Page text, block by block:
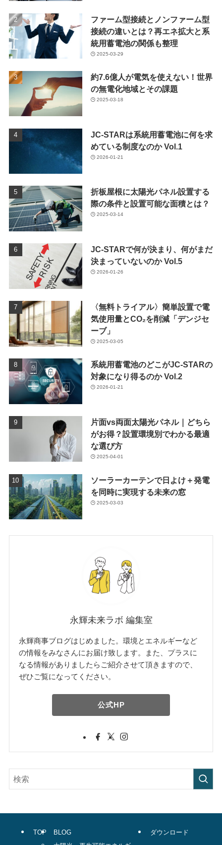
ファーム型接続とノンファーム型
接続の違いとは？再エネ拡大と系
統用蓄電池の関係も整理
2025-03-29
約7.6億人が電気を使えない！世界
の無電化地域とその課題
2025-03-18
JC-STARは系統用蓄電池に何を求
めている制度なのか Vol.1
2026-01-21
折板屋根に太陽光パネル設置する
際の条件と設置可能な面積とは？
2025-03-14
JC-STARで何が決まり、何がまだ
決まっていないのか Vol.5
2026-01-26
〈無料トライアル〉簡単設置で電
気使用量とCO₂を削減「デンジセ
ーブ」
2025-03-05
系統用蓄電池のどこがJC-STARの
対象になり得るのか Vol.2
2026-01-21
片面vs両面太陽光パネル｜どちら
がお得？設置環境別でわかる最適
な選び方
2025-04-01
ソーラーカーテンで日よけ＋発電
を同時に実現する未来の窓
2025-03-03
永輝未来ラボ 編集室
永輝商事ブログはじめました。環境とエネルギーなど
の情報をみなさんにお届け致します。また、プラスに
なる情報がありましたらご紹介させて頂きますので、
ぜひご覧になってください。
公式HP
TOP
BLOG
ダウンロード